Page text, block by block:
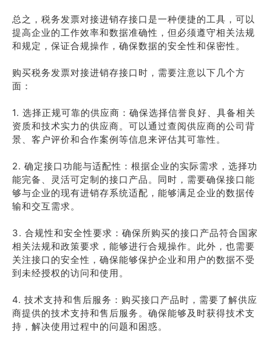
总之，税务发票对接进销存接口是一种便捷的工具，可以
提高企业的工作效率和数据准确性，但必须遵守相关法规
和规定，保证合规操作，确保数据的安全性和保密性。
购买税务发票对接进销存接口时，需要注意以下几个方
面：
1. 选择正规可靠的供应商：确保选择信誉良好、具备相关
资质和技术实力的供应商。可以通过查阅供应商的公司背
景、客户评价和合作案例等信息来评估其可靠性。
2. 确定接口功能与适配性：根据企业的实际需求，选择功
能完备、灵活可定制的接口产品。同时，需要确保接口能
够与企业的现有进销存系统适配，能够满足企业的数据传
输和交互需求。
3. 合规性和安全性要求：确保所购买的接口产品符合国家
相关法规和政策要求，能够进行合规操作。此外，也需要
关注接口的安全性，确保能够保护企业和用户的数据不受
到未经授权的访问和使用。
4. 技术支持和售后服务：购买接口产品时，需要了解供应
商提供的技术支持和售后服务。确保能够及时获得技术支
持，解决使用过程中的问题和困惑。